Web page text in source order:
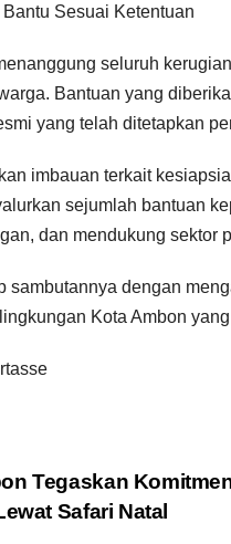
Sesuai Ketentuan
seluruh
Bantuan yang
yang telah ditetapkan
imbauan terkait
sejumlah bantuan
dan mendukung sektor
sambutannya dengan
Kota Ambon
Tegaskan
Safari Natal